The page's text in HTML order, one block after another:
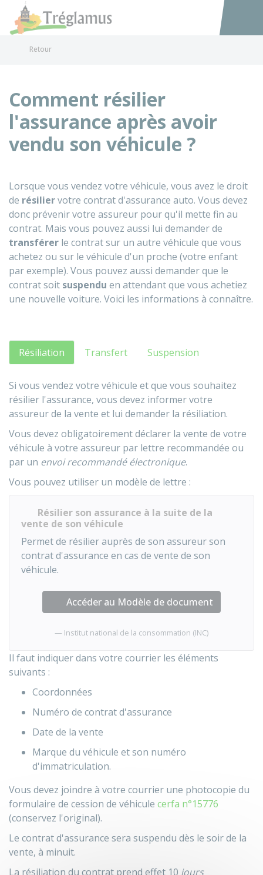
Accéder
Retour
Comment résilier
l'assurance après avoir
vendu son véhicule ?
Lorsque vous vendez votre véhicule, vous avez le droit
de résiliervotre contrat d'assurance auto. Vous devez
donc prévenir votre assureur pour qu'il mette fin au
contrat. Mais vous pouvez aussi lui demander de
transférer le contrat sur un autre véhicule que vous
achetez ou sur le véhicule d'un proche (votre enfant
par exemple). Vous pouvez aussi demander que le
contrat soit suspendu en attendant que vous achetiez
une nouvelle voiture. Voici les informations à connaître.
Résiliation Transfert Suspension
Si vous vendez votre véhicule et que vous souhaitez
résilier l'assurance, vous devez informer votre
assureur de la vente et lui demander la résiliation.
Vous devez obligatoirement déclarer la vente de votre
véhicule à votre assureur par lettre recommandée ou
par un envoi recommandé électronique.
Vous pouvez utiliser un modèle de lettre :
Résilier son assurance à la suite de la
vente de son véhicule
Permet de résilier auprès de son assureur son
contrat d'assurance en cas de vente de son
véhicule.
Accéder au Modèle de document
Institut national de la consommation (INC)
Il faut indiquer dans votre courrier les éléments
suivants :
Coordonnées
Numéro de contrat d'assurance
Date de la vente
Marque du véhicule et son numéro
d'immatriculation.
Vous devez joindre à votre courrier une photocopie du
formulaire de cession de véhicule cerfa n°15776
(conservez l'original).
Le contrat d'assurance sera suspendu dès le soir de la
vente, à minuit.
La résiliation du contrat prend effet 10 jours